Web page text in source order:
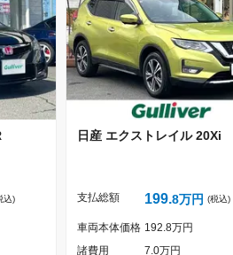
込)
日産 エクストレイル 20Xi
支払総額 199 8万円 (税込)
車両本体価格 192 8万円
諸費用
7 0万円